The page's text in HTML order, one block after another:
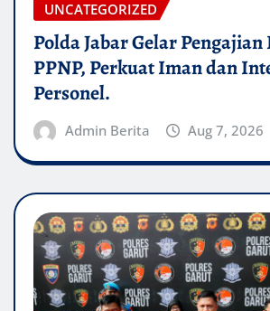
UNCATEGORIZED
Polda Jabar Gelar
PPNP, Perkuat Iman dan
Personel.
Admin Berita Aug 7, 2026